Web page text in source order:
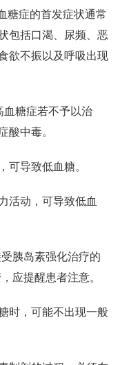
糖症的首发症状通常
包括口渴、尿频、恶
欲不振以及呼吸出现
血糖症若不予以治
酸中毒。
可导致低血糖。
活动，可导致低血
胰岛素强化治疗的
应提醒患者注意。
时，可能不出现一般